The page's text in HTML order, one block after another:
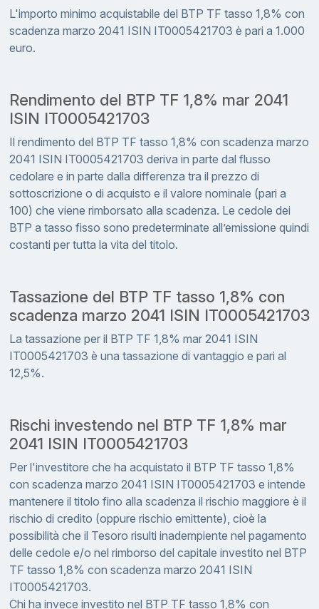
L'importo minimo acquistabile del BTP TF tasso 1,8% con
scadenza marzo 2041 ISIN IT0005421703 è pari a 1.000
euro.
Rendimento del BTP TF 1,8% mar 2041
ISIN IT0005421703
Il rendimento del BTP TF tasso 1,8% con scadenza marzo
2041 ISIN IT0005421703 deriva in parte dal flusso
cedolare e in parte dalla differenza tra il prezzo di
sottoscrizione o di acquisto e il valore nominale (pari a
100) che viene rimborsato alla scadenza. Le cedole dei
BTP a tasso fisso sono predeterminate all’emissione quindi
costanti per tutta la vita del titolo.
Tassazione del BTP TF tasso 1,8% con
scadenza marzo 2041 ISIN IT0005421703
La tassazione per il BTP TF 1,8% mar 2041 ISIN
IT0005421703 è una tassazione di vantaggio e pari al
12,5%.
Rischi investendo nel BTP TF 1,8% mar
2041 ISIN IT0005421703
Per l'investitore che ha acquistato il BTP TF tasso 1,8%
con scadenza marzo 2041 ISIN IT0005421703 e intende
mantenere il titolo fino alla scadenza il rischio maggiore è il
rischio di credito (oppure rischio emittente), cioè la
possibilità che il Tesoro risulti inadempiente nel pagamento
delle cedole e/o nel rimborso del capitale investito nel BTP
TF tasso 1,8% con scadenza marzo 2041 ISIN
IT0005421703.
Chi ha invece investito nel BTP TF tasso 1,8% con